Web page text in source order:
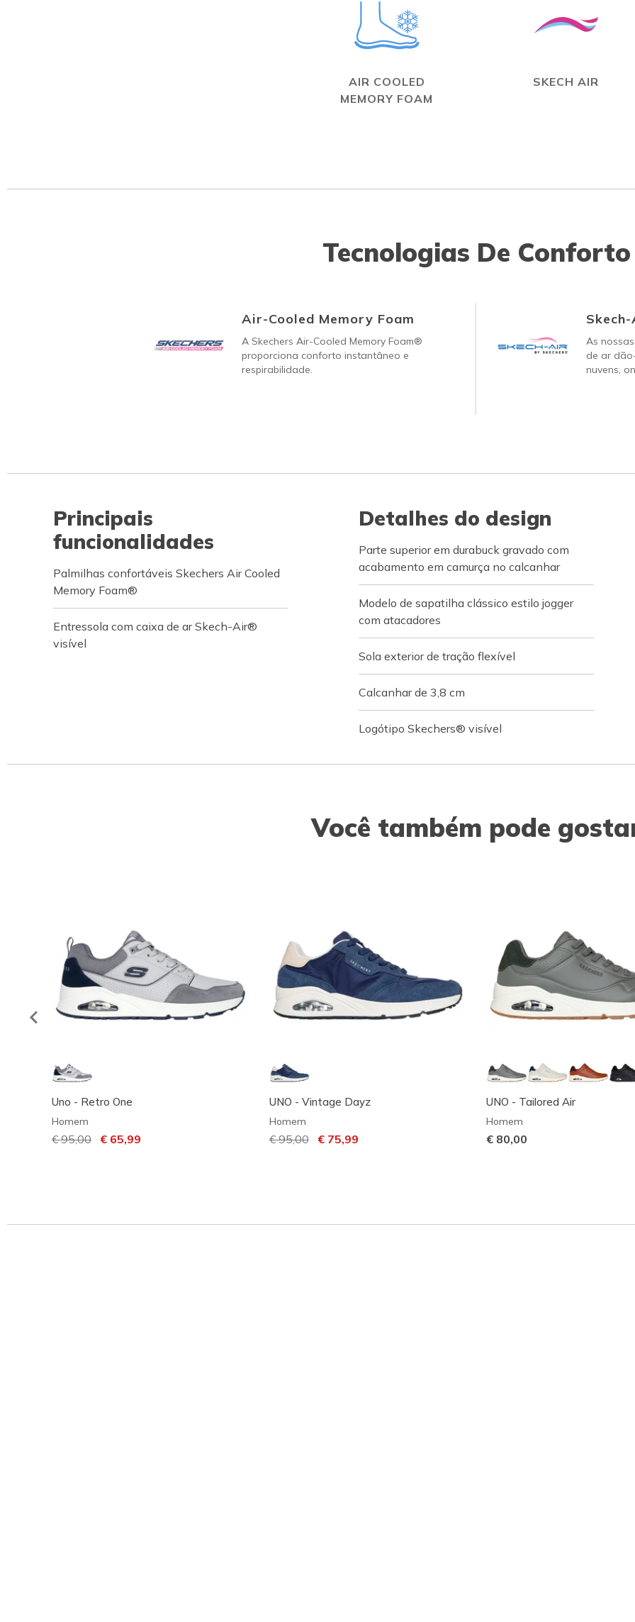
AIR COOLED
MEMORY FOAM
SKECH AIR
Tecnologias De Conforto
Air-Cooled Memory Foam
A Skechers Air-Cooled Memory Foam®
proporciona conforto instantâneo e
respirabilidade.
As
de ar
nuvens,
Principais
funcionalidades
Palmilhas confortáveis Skechers Air Cooled
Memory Foam®
Entressola com caixa de ar Skech-Air®
visível
Detalhes do design
Parte superior em durabuck gravado com
acabamento em camurça no calcanhar
Modelo de sapatilha clássico estilo jogger
com atacadores
Sola exterior de tração flexível
Calcanhar de 3,8 cm
Logótipo Skechers® visível
Você também pode
Uno - Retro One
Homem
Preço com desconto de
€ 95,00 para
€ 65,99
UNO - Vintage Dayz
Homem
Preço com desconto de
€ 95,00para
€ 75,99
UNO - Tailored Air
Homem
€ 80,00